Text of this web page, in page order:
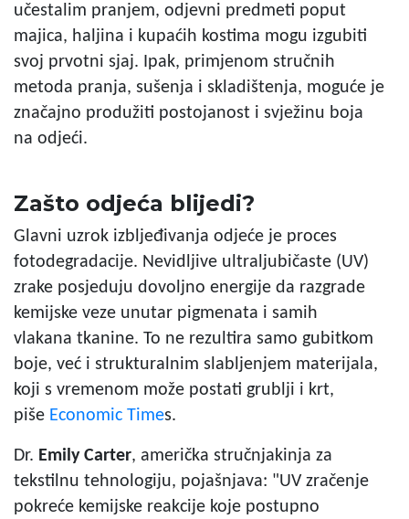
učestalim pranjem, odjevni predmeti poput
majica, haljina i kupaćih kostima mogu izgubiti
svoj prvotni sjaj. Ipak, primjenom stručnih
metoda pranja, sušenja i skladištenja, moguće je
značajno produžiti postojanost i svježinu boja
na odjeći.
Zašto odjeća blijedi?
Glavni uzrok izbljeđivanja odjeće je proces
fotodegradacije. Nevidljive ultraljubičaste (UV)
zrake posjeduju dovoljno energije da razgrade
kemijske veze unutar pigmenata i samih
vlakana tkanine. To ne rezultira samo gubitkom
boje, već i strukturalnim slabljenjem materijala,
koji s vremenom može postati grublji i krt,
piše Economic Times.
Dr. Emily Carter, američka stručnjakinja za
tekstilnu tehnologiju, pojašnjava: "UV zračenje
pokreće kemijske reakcije koje postupno